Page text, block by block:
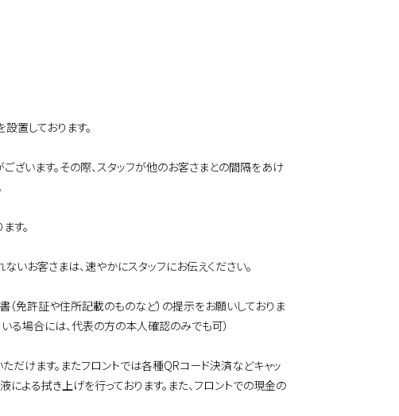
置しております。
ざいます。その際、スタッフが他のお客さまとの間隔をあけ
す。
いお客さまは、速やかにスタッフにお伝えください。
免許証や住所記載のものなど）の提示をお願いしておりま
る場合には、代表の方の本人確認のみでも可）
けます。またフロントでは各種QRコード決済などキャッ
よる拭き上げを行っております。また、フロントでの現金の